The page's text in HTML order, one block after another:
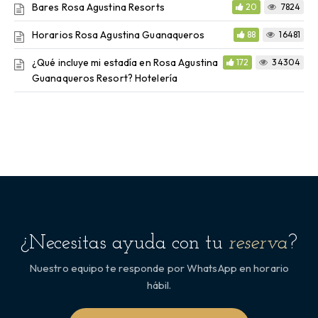
Bares Rosa Agustina Resorts 20 7824
Horarios Rosa Agustina Guanaqueros 88 16481
¿Qué incluye mi estadía en Rosa Agustina
Guanaqueros Resort? Hotelería
172 34304
¿Necesitas ayuda con tu reserva?
Nuestro equipo te responde por WhatsApp en horario
hábil.